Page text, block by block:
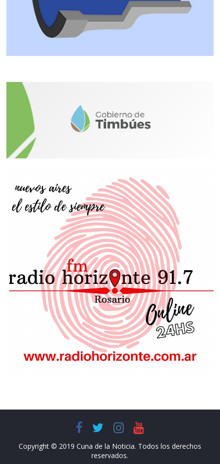
Copyright © 2019 Cuna de la Noticia. Todos los derechos
reservados.